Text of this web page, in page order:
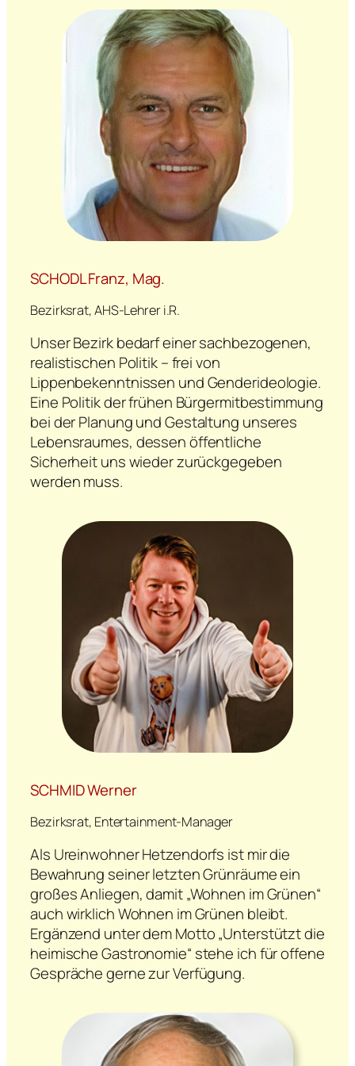
SCHODL Franz, Mag.
Bezirksrat, AHS-Lehrer i.R.
Unser Bezirk bedarf einer sachbezogenen,
realistischen Politik – frei von
Lippenbekenntnissen und Genderideologie.
Eine Politik der frühen Bürgermitbestimmung
bei der Planung und Gestaltung unseres
Lebensraumes, dessen öffentliche
Sicherheit uns wieder zurückgegeben
werden muss.
SCHMID Werner
Bezirksrat, Entertainment-Manager
Als Ureinwohner Hetzendorfs ist mir die
Bewahrung seiner letzten Grünräume ein
großes Anliegen, damit „Wohnen im Grünen“
auch wirklich Wohnen im Grünen bleibt.
Ergänzend unter dem Motto „Unterstützt die
heimische Gastronomie“ stehe ich für offene
Gespräche gerne zur Verfügung.